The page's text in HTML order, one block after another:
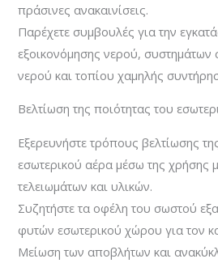
πράσινες ανακαινίσεις.
Παρέχετε συμβουλές για την
εξοικονόμησης νερού,
νερού και τοπίου χαμηλής
Βελτίωση της ποιότητας του
Εξερευνήστε τρόπους βελτίωσης
εσωτερικού αέρα μέσω της χρήσης
τελειωμάτων και υλικών.
Συζητήστε τα οφέλη του σωστού
φυτών εσωτερικού χώρου για τον
Μείωση των αποβλήτων και